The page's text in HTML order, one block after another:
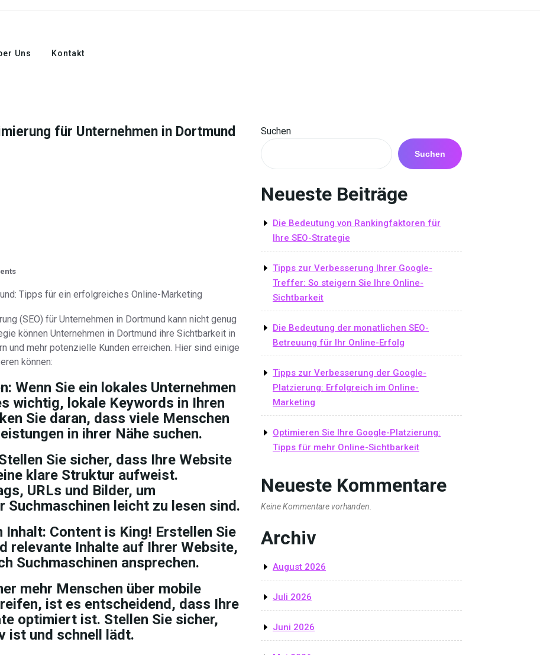
Uns Kontakt
für Unternehmen in Dortmund
Tipps für ein erfolgreiches Online-Marketing
(SEO) für Unternehmen in Dortmund kann nicht genug
können Unternehmen in Dortmund ihre Sichtbarkeit in
und mehr potenzielle Kunden erreichen. Hier sind einige
können:
Wenn Sie ein lokales Unternehmen
wichtig, lokale Keywords in Ihren
Sie daran, dass viele Menschen
in ihrer Nähe suchen.
Sie sicher, dass Ihre Website
klare Struktur aufweist.
URLs und Bilder, um
leicht zu lesen sind.
Inhalt: Content is King! Erstellen Sie
relevante Inhalte auf Ihrer Website,
Suchmaschinen ansprechen.
mehr Menschen über mobile
ist es entscheidend, dass Ihre
optimiert ist. Stellen Sie sicher,
ist und schnell lädt.
Suchen
Suchen
Neueste Beiträge
Die Bedeutung von Rankingfaktoren für
Ihre SEO-Strategie
Tipps zur Verbesserung Ihrer Google-
Treffer: So steigern Sie Ihre Online-
Sichtbarkeit
Die Bedeutung der monatlichen SEO-
Betreuung für Ihr Online-Erfolg
Tipps zur Verbesserung der Google-
Platzierung: Erfolgreich im Online-
Marketing
Optimieren Sie Ihre Google-Platzierung:
Tipps für mehr Online-Sichtbarkeit
Neueste Kommentare
Keine Kommentare vorhanden.
Archiv
August 2026
Juli 2026
Juni 2026